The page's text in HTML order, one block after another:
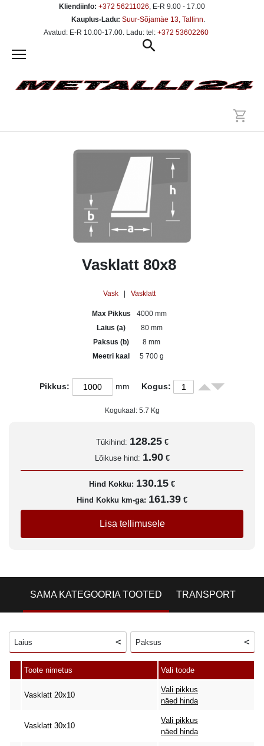
Kliendiinfo: +372 56211026, E-R 9.00 - 17.00
Kauplus-Ladu: Suur-Sõjamäe 13, Tallinn.
Avatud: E-R 10.00-17.00. Ladu: tel: +372 53602260
Vasklatt 80x8
Vask| Vasklatt
Max Pikkus
4000 mm
Laius (a)
80 mm
Paksus (b)
8 mm
Meetri kaal
5 700 g
Pikkus: mm Kogus:
Kogukaal: 5.7 Kg
Tükihind: 128.25 €
Lõikuse hind: 1.90 €
Hind Kokku: 130.15 €
Hind Kokku km-ga: 161.39 €
Lisa tellimusele
SAMA KATEGOORIA TOOTED TRANSPORT
Laius Paksus
Toote nimetus Vali toode
Vasklatt 20x10
Vali pikkus
näed hinda
Vasklatt 30x10
Vali pikkus
näed hinda